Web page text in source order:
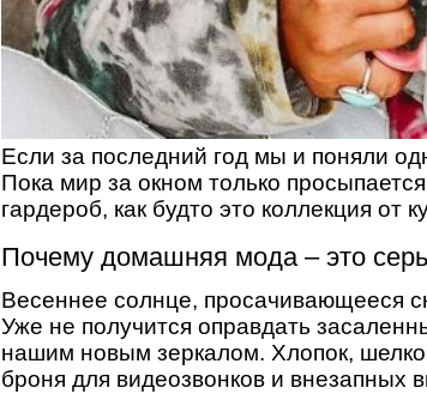
Если за последний год мы и поняли
Пока мир за окном только
гардероб, как будто это коллекция от
Почему домашняя мода – это
Весеннее солнце, просачивающееся
Уже не получится оправдать
нашим новым зеркалом. Хлопок,
броня для видеозвонков и внезапных